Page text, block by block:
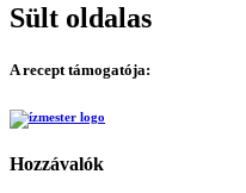
Sült oldalas
A recept támogatója:
Hozzávalók